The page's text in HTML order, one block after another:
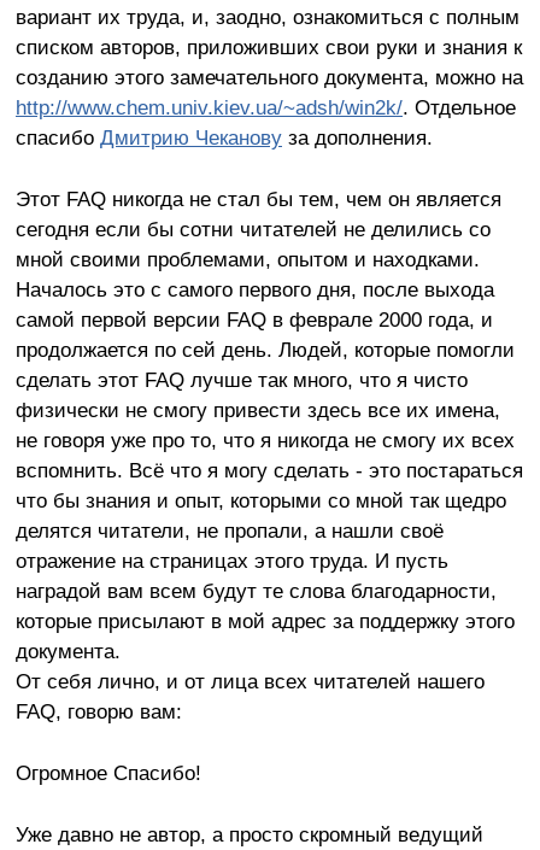
вариант их труда, и, заодно, ознакомиться с полным
списком авторов, приложивших свои руки и знания к
созданию этого замечательного документа, можно на
http://www.chem.univ.kiev.ua/~adsh/win2k/. Отдельное
спасибо Дмитрию Чекановуза дополнения.
Этот FAQ никогда не стал бы тем, чем он является
сегодня если бы сотни читателей не делились со
мной своими проблемами, опытом и находками.
Началось это с самого первого дня, после выхода
самой первой версии FAQ в феврале 2000 года, и
продолжается по сей день. Людей, которые помогли
сделать этот FAQ лучше так много, что я чисто
физически не смогу привести здесь все их имена,
не говоря уже про то, что я никогда не смогу их всех
вспомнить. Всё что я могу сделать - это постараться
что бы знания и опыт, которыми со мной так щедро
делятся читатели, не пропали, а нашли своё
отражение на страницах этого труда. И пусть
наградой вам всем будут те слова благодарности,
которые присылают в мой адрес за поддержку этого
документа.
От себя лично, и от лица всех читателей нашего
FAQ, говорю вам:
Огромное Спасибо!
Уже давно не автор, а просто скромный ведущий